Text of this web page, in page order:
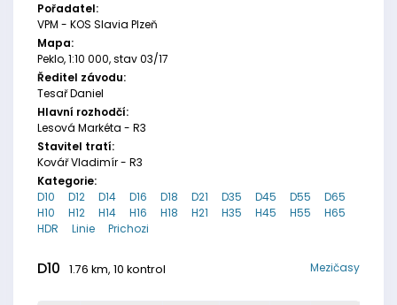
Pořadatel:
VPM - KOS Slavia Plzeň
Mapa:
Peklo, 1:10 000, stav 03/17
Ředitel závodu:
Tesař Daniel
Hlavní rozhodčí:
Lesová Markéta - R3
Stavitel tratí:
Kovář Vladimír - R3
Kategorie:
D10
D12 D14 D16 D18 D21 D35 D45 D55
D65
H10
H12 H14 H16 H18 H21 H35 H45 H55
H65
HDR
Linie Prichozi
D10 1.76 km, 10 kontrol Mezičasy